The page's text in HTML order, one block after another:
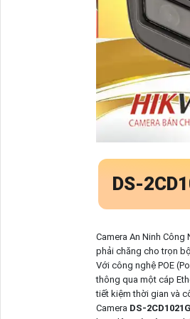
DS-
Camera An Ninh Công
phải chăng cho trọn
Với công nghệ POE
thông qua một cáp
tiết kiệm thời gian và
Camera DS-